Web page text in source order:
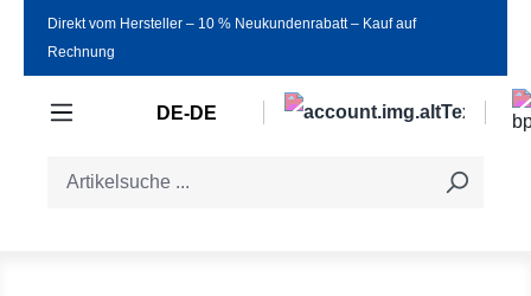
Zum Hauptinhalt springen
Direkt vom Hersteller ‒ 10 % Neukundenrabatt ‒ Kauf auf
Rechnung
DE-DE